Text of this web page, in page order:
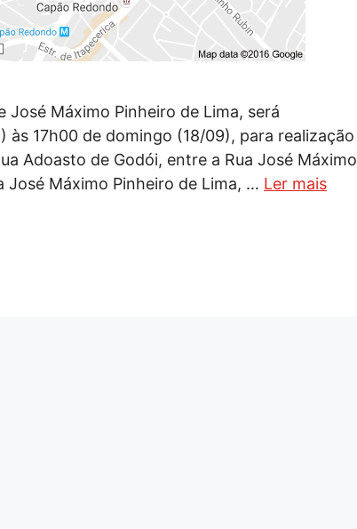
Máximo Pinheiro de Lima, será
17h00 de domingo (18/09), para realização
Adoasto de Godói, entre a Rua José Máximo
José Máximo Pinheiro de Lima, … Ler mais